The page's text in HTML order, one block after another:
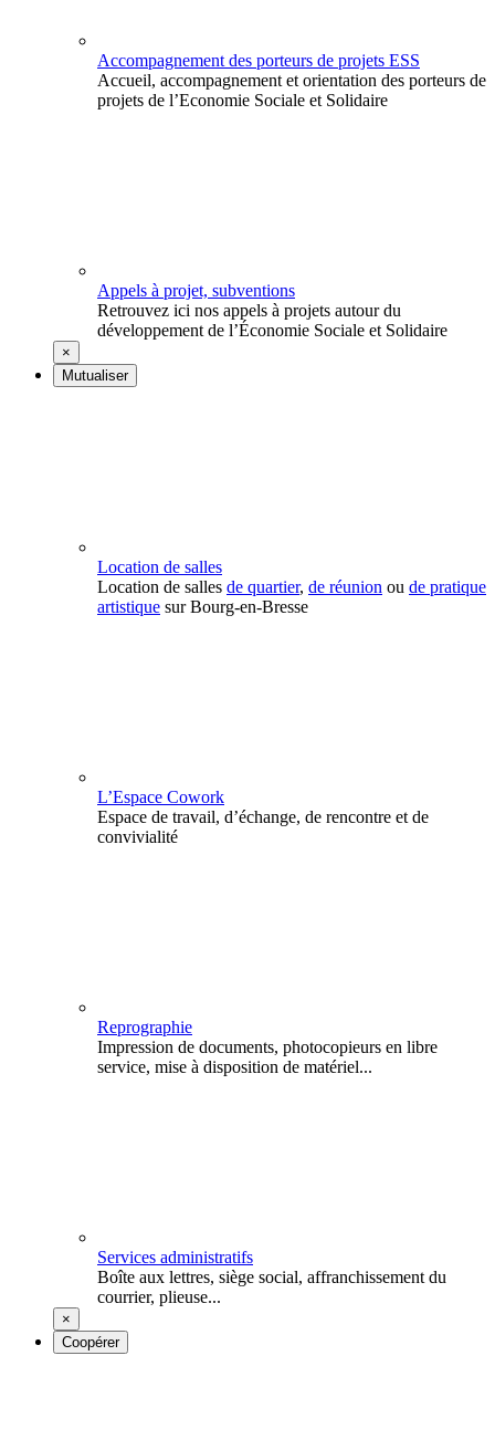
Accompagnement des porteurs de projets ESS
Accueil, accompagnement et orientation des porteurs de
projets de l’Economie Sociale et Solidaire
Appels à projet, subventions
Retrouvez ici nos appels à projets autour du
développement de l’Économie Sociale et Solidaire
×
Mutualiser
Location de salles
Location de salles de quartier, de réunion ou de pratique
artistique sur Bourg-en-Bresse
L’Espace Cowork
Espace de travail, d’échange, de rencontre et de
convivialité
Reprographie
Impression de documents, photocopieurs en libre
service, mise à disposition de matériel...
Services administratifs
Boîte aux lettres, siège social, affranchissement du
courrier, plieuse...
×
Coopérer